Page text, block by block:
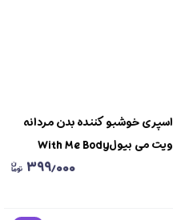
اسپری خوشبو کننده بدن مردانه
ویت می بیولWith Me Body
Spray For Men Biol۳۹۹٫۰۰۰